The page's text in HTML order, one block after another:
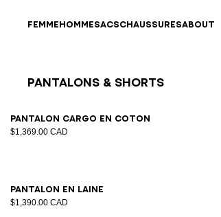
FEMMEHOMMESACSCHAUSSURESABOUT
Pantalons & Shorts
Pantalon cargo en coton
$1,369.00 CAD
464850 5254
Pantalon en laine
$1,390.00 CAD
4446